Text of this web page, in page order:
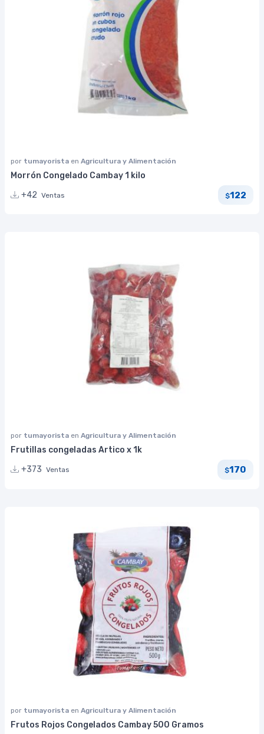
por tumayorista en Agricultura y Alimentación
Morrón Congelado Cambay 1 kilo
+42 Ventas $122
por tumayorista en Agricultura y Alimentación
Frutillas congeladas Artico x 1k
+373 Ventas $170
por tumayorista en Agricultura y Alimentación
Frutos Rojos Congelados Cambay 500 Gramos